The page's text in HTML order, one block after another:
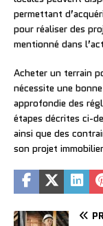
permettant
pour réaliser des
mentionné dans
Acheter un terrain
nécessite une
approfondie des
étapes décrites ci-
ainsi que des
son projet